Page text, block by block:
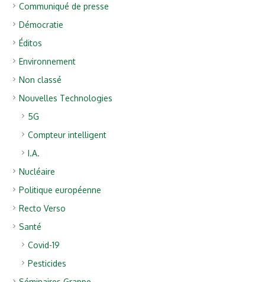
Communiqué de presse
Démocratie
Éditos
Environnement
Non classé
Nouvelles Technologies
5G
Compteur intelligent
I.A.
Nucléaire
Politique européenne
Recto Verso
Santé
Covid-19
Pesticides